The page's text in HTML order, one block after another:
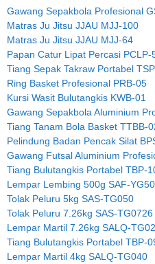
Gawang Sepakbola Profesional
Matras Ju Jitsu JJAU MJJ-100
Matras Ju Jitsu JJAU MJJ-64
Papan Catur Lipat Percasi PCLP-
Tiang Sepak Takraw Portabel
Ring Basket Profesional PRB-05
Kursi Wasit Bulutangkis KWB-01
Gawang Sepakbola Aluminium
Tiang Tanam Bola Basket TTBB-
Pelindung Badan Pencak Silat
Gawang Futsal Aluminium
Tiang Bulutangkis Portabel TBP-
Lempar Lembing 500g SAF-
Tolak Peluru 5kg SAS-TG050
Tolak Peluru 7.26kg SAS-TG0726
Lempar Martil 7.26kg SALQ-
Tiang Bulutangkis Portabel TBP-
Lempar Martil 4kg SALQ-TG040